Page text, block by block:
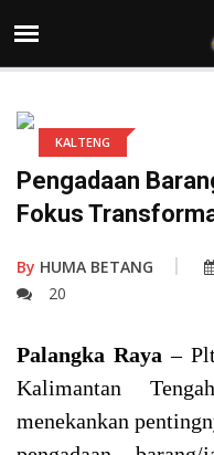
KALTENG
Pengadaan
Fokus
By HUMA BETANG
20
Palangka Raya –
Kalimantan
menekankan